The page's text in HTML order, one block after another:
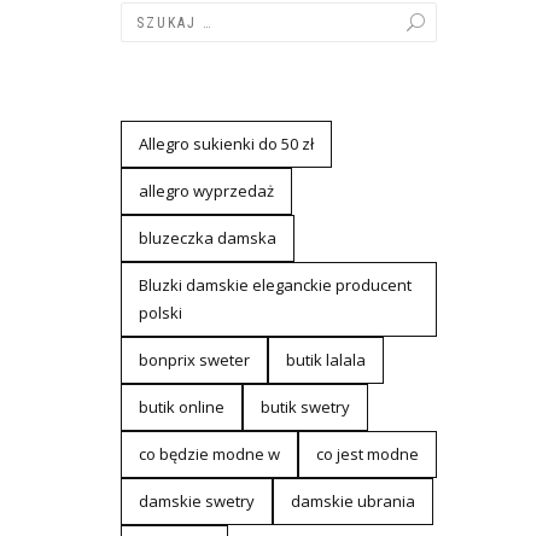
Allegro sukienki do 50 zł
allegro wyprzedaż
bluzeczka damska
Bluzki damskie eleganckie producent
polski
bonprix sweter butik lalala
butik online butik swetry
co będzie modne w co jest modne
damskie swetry damskie ubrania